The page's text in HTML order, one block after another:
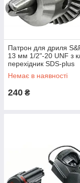
Патрон для дриля
13 мм 1/2"-20 UNF з
перехідник SDS-plus
(215013001)
Немає в наявності
240 ₴